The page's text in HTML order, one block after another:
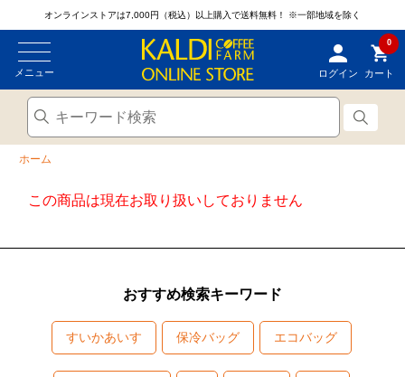
オンラインストアは7,000円（税込）以上購入で送料無料！ ※一部地域を除く
メニュー ログイン
0
カート
ホーム
この商品は現在お取り扱いしておりません
おすすめ検索キーワード
すいかあいす 保冷バッグ エコバッグ